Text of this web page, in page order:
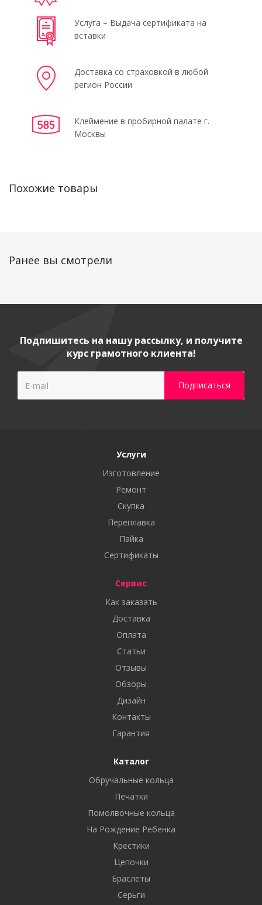
Услуга – Выдача сертификата на
вставки
Доставка со страховкой в любой
регион России
Клеймение в пробирной палате г.
Москвы
Похожие товары
Ранее вы смотрели
Подпишитесь на нашу рассылку, и получите
курс грамотного клиента!
Услуги
Изготовление
Ремонт
Скупка
Переплавка
Пайка
Сертификаты
Сервис
Как заказать
Доставка
Оплата
Статьи
Отзывы
Обзоры
Дизайн
Контакты
Гарантия
Каталог
Обручальные кольца
Печатки
Помолвочные кольца
На Рождение Ребенка
Крестики
Цепочки
Браслеты
Серьги